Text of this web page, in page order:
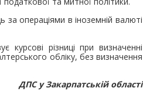
операціями в іноземній валюті
різниці при визначенні
обліку, без визначення
ДПС у Закарпатській області